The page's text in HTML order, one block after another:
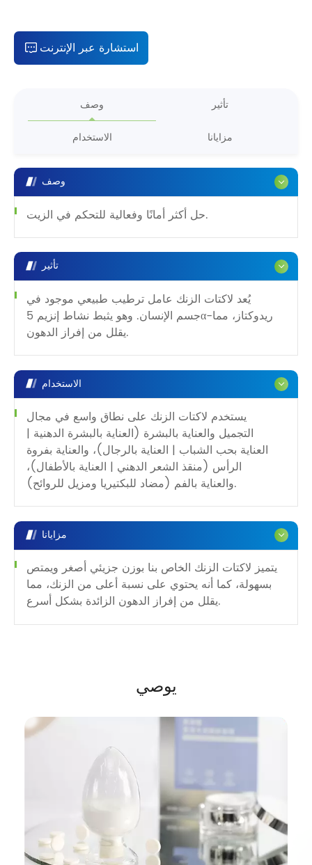
استشارة عبر الإنترنت
وصف تأثير
الاستخدام مزايانا
وصف
حل أكثر أمانًا وفعالية للتحكم في الزيت.
تأثير
يُعد لاكتات الزنك عامل ترطيب طبيعي موجود في
جسم الإنسان. وهو يثبط نشاط إنزيم 5α-ريدوكتاز، مما
يقلل من إفراز الدهون.
الاستخدام
يستخدم لاكتات الزنك على نطاق واسع في مجال
التجميل والعناية بالبشرة (العناية بالبشرة الدهنية |
العناية بحب الشباب | العناية بالرجال)، والعناية بفروة
الرأس (منقذ الشعر الدهني | العناية بالأطفال)،
والعناية بالفم (مضاد للبكتيريا ومزيل للروائح).
مزايانا
يتميز لاكتات الزنك الخاص بنا بوزن جزيئي أصغر ويمتص
بسهولة، كما أنه يحتوي على نسبة أعلى من الزنك، مما
يقلل من إفراز الدهون الزائدة بشكل أسرع.
يوصي